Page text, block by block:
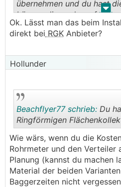
. .
übernehmen und du hast
Lösung die auch perfekt
passt...
Ok. Lässt man das beim
direkt bei RGK Anbieter?
Hollunder
..
Beachflyer77 schrieb: Du
Ringförmigen
Wie wärs, wenn du die
Rohrmeter und den Verteiler
Planung (kannst du machen
Material der beiden
Baggerzeiten nicht